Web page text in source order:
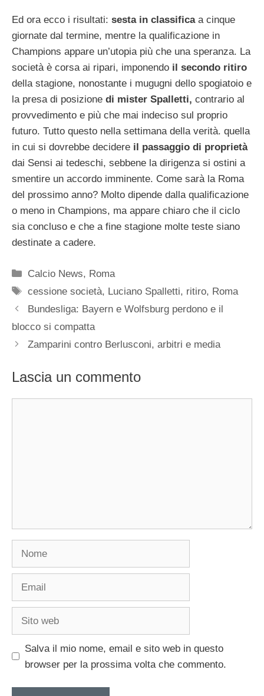
Ed ora ecco i risultati: sesta in classificaa cinque
giornate dal termine, mentre la qualificazione in
Champions appare un’utopia più che una speranza. La
società è corsa ai ripari, imponendo il secondo ritiro
della stagione, nonostante i mugugni dello spogiatoio e
la presa di posizione di mister Spalletti, contrario al
provvedimento e più che mai indeciso sul proprio
futuro. Tutto questo nella settimana della verità. quella
in cui si dovrebbe decidere il passaggio di proprietà
dai Sensi ai tedeschi, sebbene la dirigenza si ostini a
smentire un accordo imminente. Come sarà la Roma
del prossimo anno? Molto dipende dalla qualificazione
o meno in Champions, ma appare chiaro che il ciclo
sia concluso e che a fine stagione molte teste siano
destinate a cadere.
Categorie
Calcio News, Roma
Tag
cessione società, Luciano Spalletti, ritiro, Roma
Bundesliga: Bayern e Wolfsburg perdono e il
blocco si compatta
Zamparini contro Berlusconi, arbitri e media
Lascia un commento
Salva il mio nome, email e sito web in questo
browser per la prossima volta che commento.